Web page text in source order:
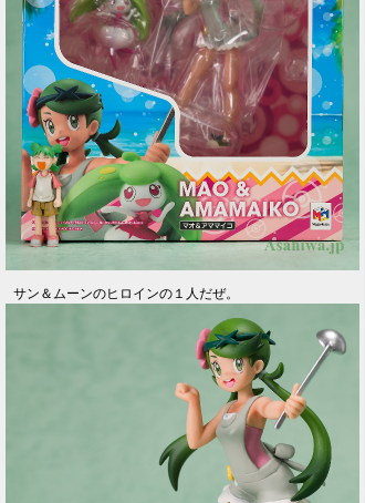
サン＆ムーンのヒロインの１人だぜ。